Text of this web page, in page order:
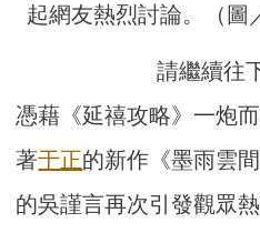
起網友熱烈討論。（圖
請繼續往
憑藉《延禧攻略》一炮
著于正的新作《墨雨雲
的吳謹言再次引發觀眾